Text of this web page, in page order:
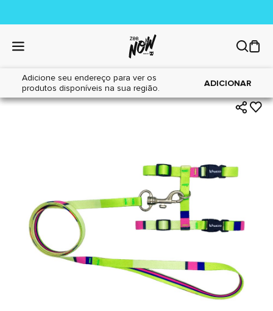
Adicione seu endereço para ver os
produtos disponíveis na sua região.
ADICIONAR
Home|Gatos|Acessórios